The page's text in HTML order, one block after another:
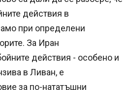
действия в
при определени
За Иран
действия - особено и
в Ливан, е
за по-нататъшни